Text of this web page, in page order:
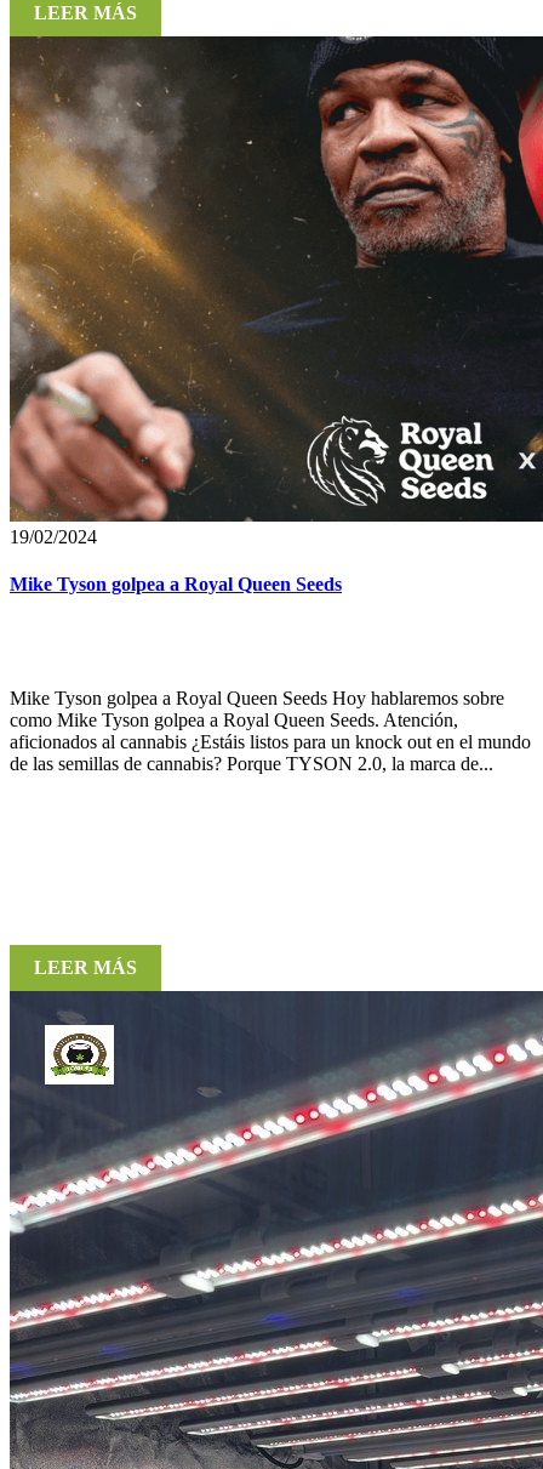
LEER MÁS
19/02/2024
Mike Tyson golpea a Royal Queen Seeds
Mike Tyson golpea a Royal Queen Seeds Hoy hablaremos sobre
como Mike Tyson golpea a Royal Queen Seeds. Atención,
aficionados al cannabis ¿Estáis listos para un knock out en el mundo
de las semillas de cannabis? Porque TYSON 2.0, la marca de...
LEER MÁS